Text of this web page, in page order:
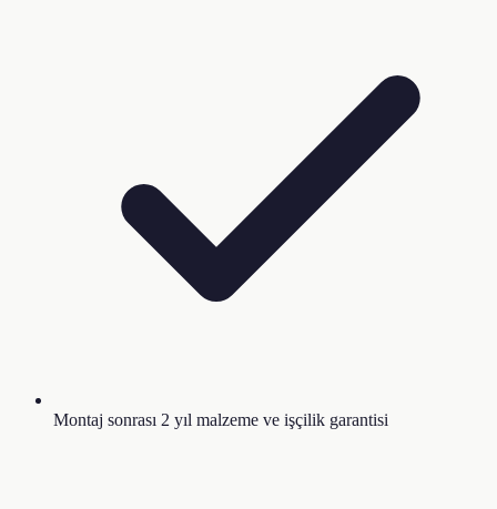
Montaj sonrası 2 yıl malzeme ve işçilik garantisi